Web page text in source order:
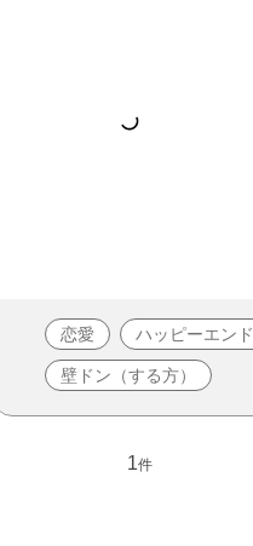
恋愛 ハッピーエンド
壁ドン（する方）
1件